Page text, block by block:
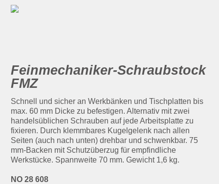
Feinmechaniker-Schraubstock
FMZ
Schnell und sicher an Werkbänken und Tischplatten bis
max. 60 mm Dicke zu befestigen. Alternativ mit zwei
handelsüblichen Schrauben auf jede Arbeitsplatte zu
fixieren. Durch klemmbares Kugelgelenk nach allen
Seiten (auch nach unten) drehbar und schwenkbar. 75
mm-Backen mit Schutzüberzug für empfindliche
Werkstücke. Spannweite 70 mm. Gewicht 1,6 kg.
NO 28 608